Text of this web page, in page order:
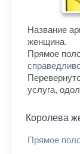
Название
женщина.
Прямое
услуга,
Королева
Прямое